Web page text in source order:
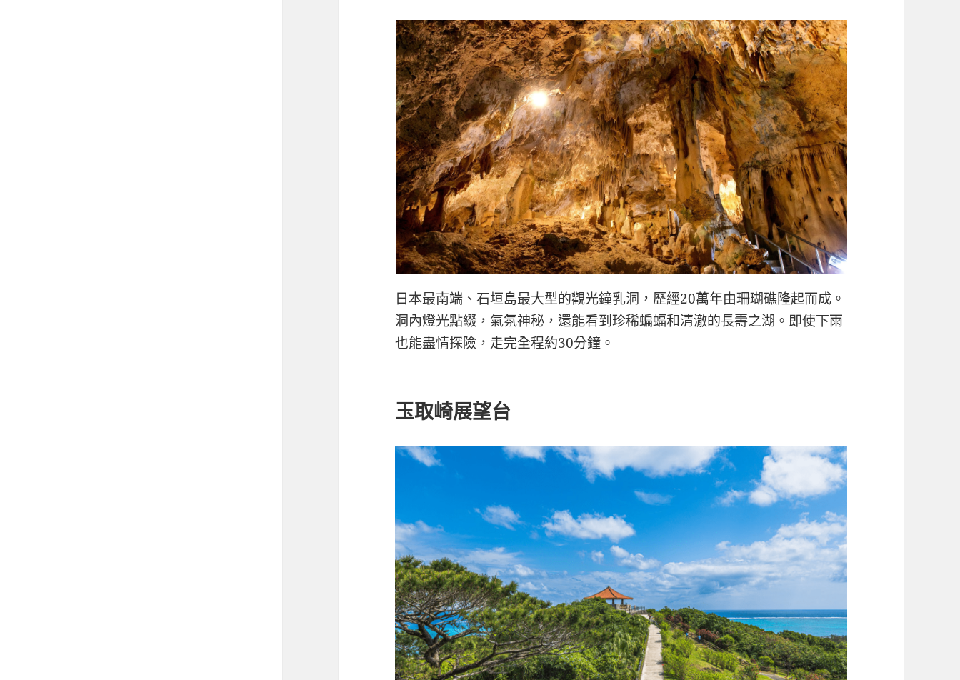
日本最南端、石垣島最大型的觀光鐘乳洞，歷經20萬年由珊瑚礁隆起而成。
洞內燈光點綴，氣氛神秘，還能看到珍稀蝙蝠和清澈的長壽之湖。即使下雨
也能盡情探險，走完全程約30分鐘。
玉取崎展望台